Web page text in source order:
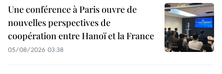
Une conférence à Paris ouvre de
nouvelles perspectives de
coopération entre Hanoï et la France
05/08/2026 03:38